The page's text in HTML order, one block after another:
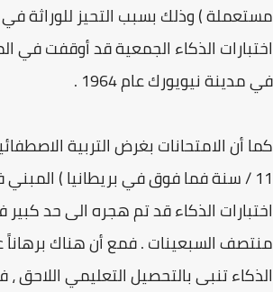
مستعملة ) وذلك بسبب التحيز للوراثة في
اختبارات الذكاء الجمعية قد أوقفت في
في مدينة نيويورك عام 1964 .
كما أن الامتحانات بغرض التربية
11 / سنة فما فوق في بريطانيا )
اختبارات الذكاء قد تم هجره الى حد
منتصف السبعينات . فمع أن هناك برهاناً
الذكاء تنبى بالتحصيل التعليمي اللاحق ،